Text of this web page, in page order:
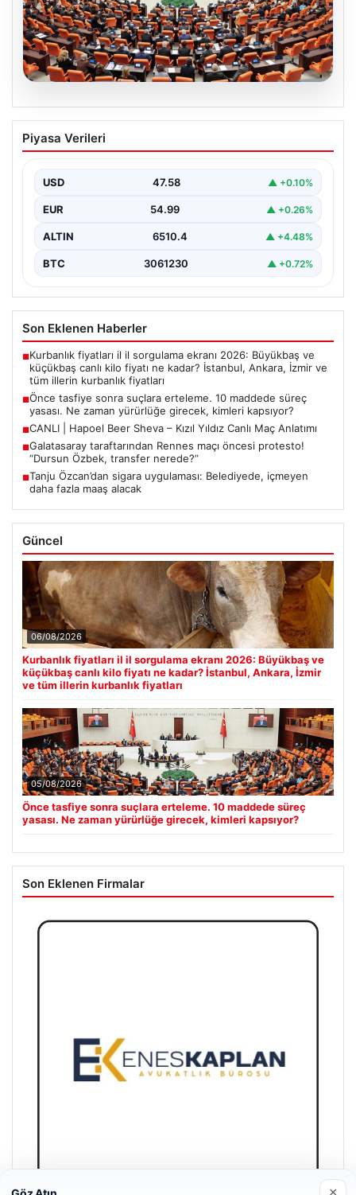
05.08.2026
Önce tasfiye sonra suçlara erteleme. 10
maddede süreç yasası. Ne zaman
Piyasa Verileri
USD 47.58 ▲ +0.10%
EUR 54.99 ▲ +0.26%
ALTIN 6510.4 ▲ +4.48%
BTC 3061230 ▲ +0.72%
Son Eklenen Haberler
■Kurbanlık fiyatları il il sorgulama ekranı 2026: Büyükbaş ve
küçükbaş canlı kilo fiyatı ne kadar? İstanbul, Ankara, İzmir ve
tüm illerin kurbanlık fiyatları
■Önce tasfiye sonra suçlara erteleme. 10 maddede süreç
yasası. Ne zaman yürürlüğe girecek, kimleri kapsıyor?
■CANLI | Hapoel Beer Sheva – Kızıl Yıldız Canlı Maç Anlatımı
■Galatasaray taraftarından Rennes maçı öncesi protesto!
“Dursun Özbek, transfer nerede?”
■Tanju Özcan’dan sigara uygulaması: Belediyede, içmeyen
daha fazla maaş alacak
Güncel
06/08/2026
Kurbanlık fiyatları il il sorgulama ekranı 2026: Büyükbaş ve
küçükbaş canlı kilo fiyatı ne kadar? İstanbul, Ankara, İzmir
ve tüm illerin kurbanlık fiyatları
05/08/2026
Önce tasfiye sonra suçlara erteleme. 10 maddede süreç
yasası. Ne zaman yürürlüğe girecek, kimleri kapsıyor?
Son Eklenen Firmalar